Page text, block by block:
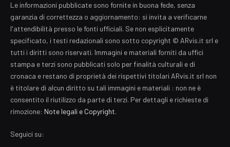
Le informazioni pubblicate sono fornite in buona fede, senza
garanzia di correttezza o aggiornamento: si invita a verificarne
l'attendibilità presso le fonti ufficiali. Se non esplicitamente
specificato, i testi redazionali sono sotto copyright © ARvis.it srl e
tutti i diritti sono riservati. Immagini e materiali forniti da uffici
stampa e terzi sono pubblicati solo per finalità culturali e di
cronaca e restano di proprietà dei rispettivi titolari ARvis.it srl non
è titolare di alcun diritto su tali immagini e materiali : non ne è
consentito il riutilizzo da parte di terzi. Per dettagli e richieste di
rimozione: Note legali e Copyright.
Seguici su: